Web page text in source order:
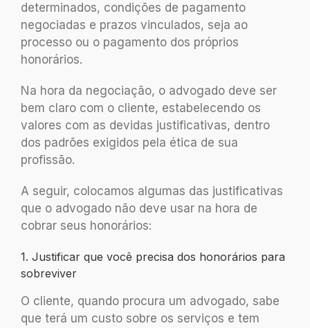
determinados, condições de pagamento
negociadas e prazos vinculados, seja ao
processo ou o pagamento dos próprios
honorários.
Na hora da negociação, o advogado deve ser
bem claro com o cliente, estabelecendo os
valores com as devidas justificativas, dentro
dos padrões exigidos pela ética de sua
profissão.
A seguir, colocamos algumas das justificativas
que o advogado não deve usar na hora de
cobrar seus honorários:
1. Justificar que você precisa dos honorários para
sobreviver
O cliente, quando procura um advogado, sabe
que terá um custo sobre os serviços e tem